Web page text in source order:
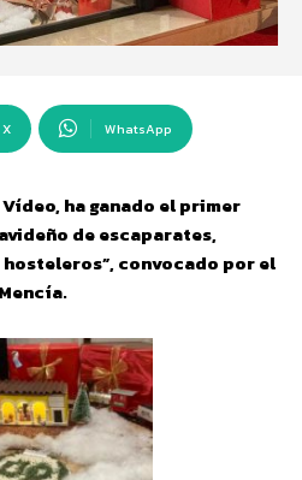
X WhatsApp
ha ganado el primer
de escaparates,
convocado por el